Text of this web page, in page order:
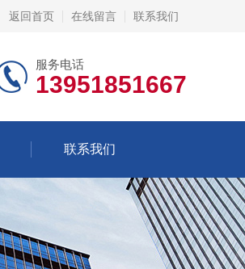
返回首页 在线留言 联系我们
服务电话
13951851667
联系我们